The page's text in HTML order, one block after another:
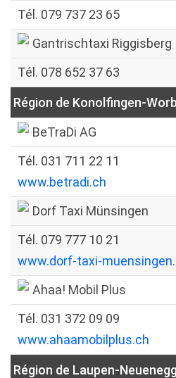
Tél. 079 737 23 65
Gantrischtaxi Riggisberg
Tél. 078 652 37 63
Région de Konolfingen-
BeTraDi AG
Tél. 031 711 22 11
www.betradi.ch
Dorf Taxi Münsingen
Tél. 079 777 10 21
www.dorf-taxi-
Ahaa! Mobil Plus
Tél. 031 372 09 09
www.ahaamobilplus.ch
Région de Laupen-Neuenegg